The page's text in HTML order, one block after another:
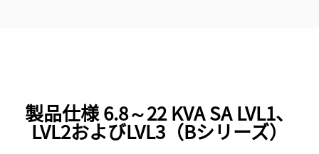
製品仕様 6.8～22 KVA SA LVL1、
LVL2およびLVL3（Bシリーズ）